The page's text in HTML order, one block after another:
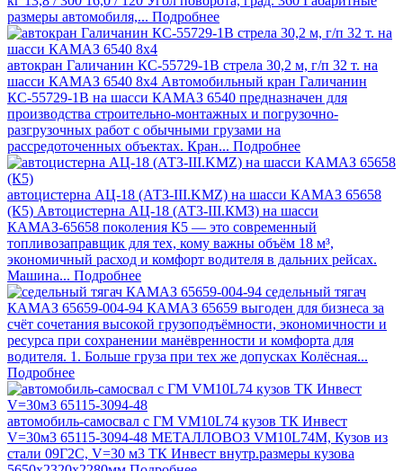
размеры автомобиля,... Подробнее
автокран Галичанин КС-55729-1В стрела 30,2 м, г/п 32 т. на
шасси КАМАЗ 6540 8х4 Автомобильный кран Галичанин
КС-55729-1В на шасси КАМАЗ 6540 предназначен для
производства строительно-монтажных и погрузочно-
разгрузочных работ с обычными грузами на
рассредоточенных объектах. Кран... Подробнее
автоцистерна АЦ-18 (АТЗ-III.KMZ) на шасси КАМАЗ 65658
(К5) Автоцистерна АЦ‑18 (АТЗ‑III.КМЗ) на шасси
КАМАЗ‑65658 поколения К5 — это современный
топливозаправщик для тех, кому важны объём 18 м³,
экономичный расход и комфорт водителя в дальних рейсах.
Машина... Подробнее
седельный тягач
КАМАЗ 65659-004-94 КАМАЗ 65659 выгоден для бизнеса за
счёт сочетания высокой грузоподъёмности, экономичности и
ресурса при сохранении манёвренности и комфорта для
водителя. 1. Больше груза при тех же допусках Колёсная...
Подробнее
автомобиль-самосвал с ГМ VM10L74 кузов ТК Инвест
V=30м3 65115-3094-48 МЕТАЛЛОВОЗ VM10L74M, Кузов из
стали 09Г2С, V=30 м3 ТК Инвест внутр.размеры кузова